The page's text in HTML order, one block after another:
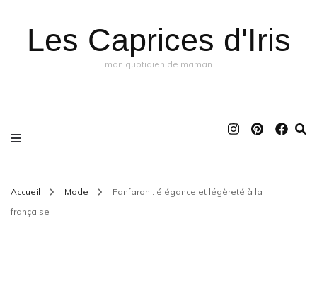
Les Caprices d'Iris
mon quotidien de maman
Accueil Mode
Fanfaron : élégance et légèreté à la
française